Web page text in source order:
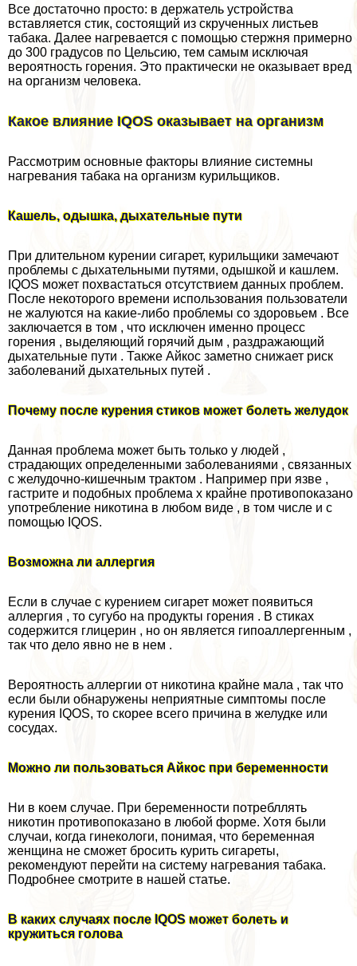
Все достаточно просто: в держатель устройства
вставляется стик, состоящий из скрученных листьев
табака. Далее нагревается с помощью стержня примерно
до 300 градусов по Цельсию, тем самым исключая
вероятность горения. Это пpaктически не оказывает вред
на организм человека.
Какое влияние IQOS оказывает на организм
Рассмотрим основные факторы влияние системны
нагревания табака на организм курильщиков.
Кашель, одышка, дыхательные пути
При длительном курении сигарет, курильщики замечают
проблемы с дыхательными путями, одышкой и кашлем.
IQOS может похвастаться отсутствием данных проблем.
После некоторого времени использования пользователи
не жалуются на какие-либо проблемы со здоровьем . Все
заключается в том , что исключен именно процесс
горения , выделяющий горячий дым , раздражающий
дыхательные пути . Также Айкос заметно снижает риск
заболеваний дыхательных путей .
Почему после курения стиков может болеть желудок
Данная проблема может быть только у людей ,
страдающих определенными заболеваниями , связанных
с желудочно-кишечным тpaктом . Например при язве ,
гастрите и подобных проблема х крайне противопоказано
употрeбление никотина в любом виде , в том числе и с
помощью IQOS.
Возможна ли аллергия
Если в случае с курением сигарет может появиться
аллергия , то сугубо на продукты горения . В стиках
содержится глицерин , но он является гипоаллергенным ,
так что дело явно не в нем .
Вероятность аллергии от никотина крайне мала , так что
если были обнаружены неприятные симптомы после
курения IQOS, то скорее всего причина в желудке или
сосудах.
Можно ли пользоваться Айкос при беременности
Ни в коем случае. При беременности потрeбллять
никотин противопоказано в любой форме. Хотя были
случаи, когда гинекологи, понимая, что беременная
женщина не сможет бросить курить сигареты,
рекомендуют перейти на систему нагревания табака.
Подробнее смотрите в нашей статье.
В каких случаях после IQOS может болеть и
кружиться голова